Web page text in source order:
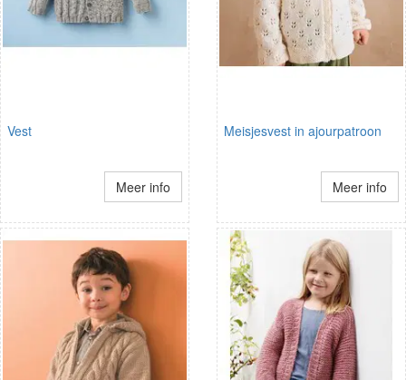
Vest
Meer info
Meisjesvest in ajourpatroon
Meer info